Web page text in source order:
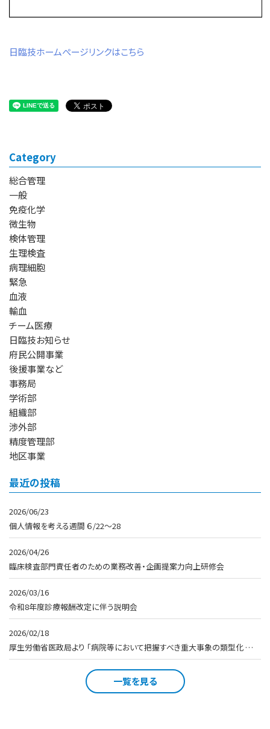
日臨技ホームぺージリンクはこちら
Category
総合管理
一般
免疫化学
微生物
検体管理
生理検査
病理細胞
緊急
血液
輸血
チーム医療
日臨技お知らせ
府民公開事業
後援事業など
事務局
学術部
組織部
渉外部
精度管理部
地区事業
最近の投稿
2026/06/23
個人情報を考える週間 ６/22～28
2026/04/26
臨床検査部門責任者のための業務改善・企画提案力向上研修会
2026/03/16
令和8年度診療報酬改定に伴う説明会
2026/02/18
厚生労働省医政局より 「病院等において把握すべき重大事象の類型化 …
一覧を見る